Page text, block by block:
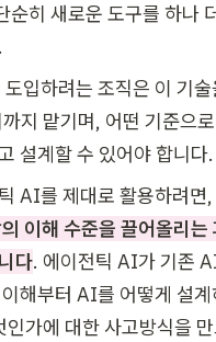
순히 새로운 도구를 하나
입하려는 조직은 이 기술
지 맡기며, 어떤 기준으
설계할 수 있어야 합니다.
AI를 제대로 활용하려면,
이해 수준을 끌어올리는
다. 에이전틱 AI가 기존
해부터 AI를 어떻게 설
인가에 대한 사고방식을